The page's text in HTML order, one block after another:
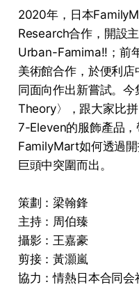
2020年，日本
Research合作，開設
Urban-Famima!!；前
美術館合作，於便利
同面向作出新嘗試。
Theory〉，跟大家比
7-Eleven的服飾產品
FamilyMart如何透過
巨頭中突圍而出。
策劃：梁翰鋒
主持：周伯臻
攝影：王嘉豪
剪接：黃灝嵐
協力：情熱日本合同会